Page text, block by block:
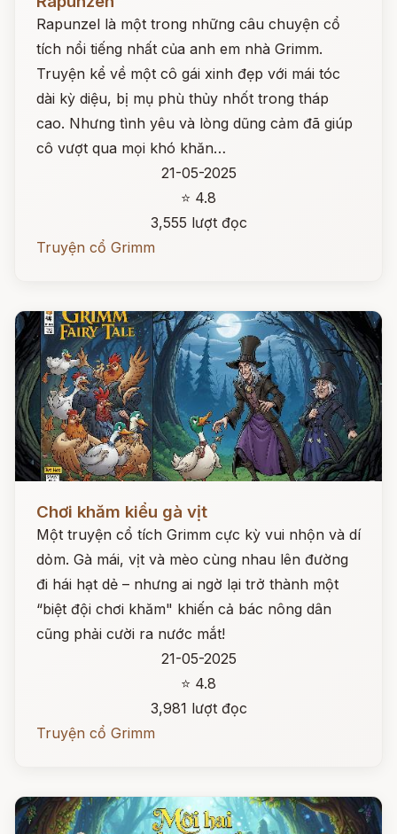
Rapunzel là một trong những câu chuyện cổ
tích nổi tiếng nhất của anh em nhà Grimm.
Truyện kể về một cô gái xinh đẹp với mái tóc
dài kỳ diệu, bị mụ phù thủy nhốt trong tháp
cao. Nhưng tình yêu và lòng dũng cảm đã giúp
cô vượt qua mọi khó khăn…
21-05-2025
⭐ 4.8
3,555 lượt đọc
Truyện cổ Grimm
Chơi khăm kiểu gà vịt
Một truyện cổ tích Grimm cực kỳ vui nhộn và dí
dỏm. Gà mái, vịt và mèo cùng nhau lên đường
đi hái hạt dẻ – nhưng ai ngờ lại trở thành một
“biệt đội chơi khăm" khiến cả bác nông dân
cũng phải cười ra nước mắt!
21-05-2025
⭐ 4.8
3,981 lượt đọc
Truyện cổ Grimm